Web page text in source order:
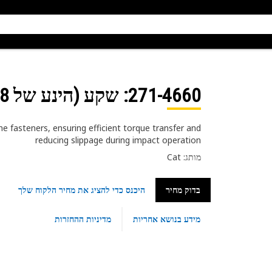
271-4660: שקע (הינע של 3/8 אינץ')‬
fasteners, ensuring efficient torque transfer and
reducing slippage during impact operation
מותג: Cat
בדוק מחיר היכנס כדי להציג את מחיר הלקוח שלך
מידע בנושא אחריות מדיניות ההחזרות